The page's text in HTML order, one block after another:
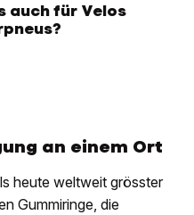
auch für Velos
an einem Ort
heute weltweit grösster
Gummiringe, die